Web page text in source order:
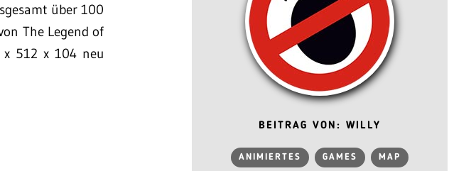
über 100
The Legend of
512 x 104 neu
BEITRAG VON: WILLY
ANIMIERTES GAMES MAP